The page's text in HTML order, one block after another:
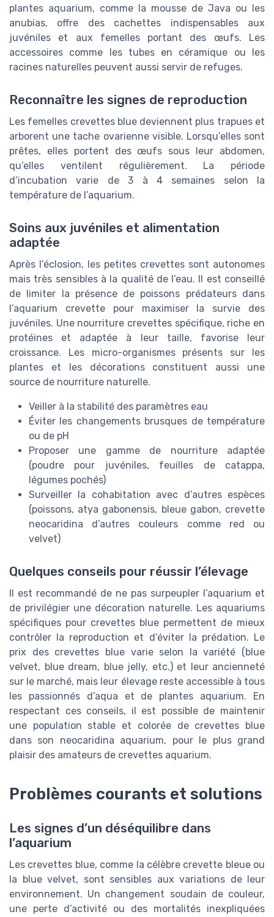
plantes aquarium, comme la mousse de Java ou les
anubias, offre des cachettes indispensables aux
juvéniles et aux femelles portant des œufs. Les
accessoires comme les tubes en céramique ou les
racines naturelles peuvent aussi servir de refuges.
Reconnaître les signes de reproduction
Les femelles crevettes blue deviennent plus trapues et
arborent une tache ovarienne visible. Lorsqu’elles sont
prêtes, elles portent des œufs sous leur abdomen,
qu’elles ventilent régulièrement. La période
d’incubation varie de 3 à 4 semaines selon la
température de l’aquarium.
Soins aux juvéniles et alimentation
adaptée
Après l’éclosion, les petites crevettes sont autonomes
mais très sensibles à la qualité de l’eau. Il est conseillé
de limiter la présence de poissons prédateurs dans
l’aquarium crevette pour maximiser la survie des
juvéniles. Une nourriture crevettes spécifique, riche en
protéines et adaptée à leur taille, favorise leur
croissance. Les micro-organismes présents sur les
plantes et les décorations constituent aussi une
source de nourriture naturelle.
Veiller à la stabilité des paramètres eau
Éviter les changements brusques de température
ou de pH
Proposer une gamme de nourriture adaptée
(poudre pour juvéniles, feuilles de catappa,
légumes pochés)
Surveiller la cohabitation avec d’autres espèces
(poissons, atya gabonensis, bleue gabon, crevette
neocaridina d’autres couleurs comme red ou
velvet)
Quelques conseils pour réussir l’élevage
Il est recommandé de ne pas surpeupler l’aquarium et
de privilégier une décoration naturelle. Les aquariums
spécifiques pour crevettes blue permettent de mieux
contrôler la reproduction et d’éviter la prédation. Le
prix des crevettes blue varie selon la variété (blue
velvet, blue dream, blue jelly, etc.) et leur ancienneté
sur le marché, mais leur élevage reste accessible à tous
les passionnés d’aqua et de plantes aquarium. En
respectant ces conseils, il est possible de maintenir
une population stable et colorée de crevettes blue
dans son neocaridina aquarium, pour le plus grand
plaisir des amateurs de crevettes aquarium.
Problèmes courants et solutions
Les signes d’un déséquilibre dans
l’aquarium
Les crevettes blue, comme la célèbre crevette bleue ou
la blue velvet, sont sensibles aux variations de leur
environnement. Un changement soudain de couleur,
une perte d’activité ou des mortalités inexpliquées